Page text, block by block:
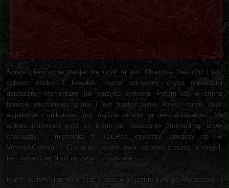
Sprawdziłem sobie dwójeczkę czyli tą ww. Obietnicę Deszczu i jest
całkiem spoko. 1 kawałek mocno pokręcony, chyba najbardziej
dziwaczny, momentami jak muzyka cyrkowa. Potem idą w stroną
bardziej słuchalnego grania i jest bardzo fajnie. Rzecz raczej dość
wyjątkowa i unikatowa, gdy najdzie ochota na nieszablonowość. Na
wokalu natomiast gość co brzmi jak połączenie Dubina(drugi utwór
chociażby) i mięśniaka z TDEP(te czystsze wokalizy np. w
Venom&Cadmium). Chyba ten ostatni utwór, wybrany zresztą na singiel,
jest najbardziej bliski muzyce rozrywkowej.
Ponoć na tym albumie gra już 5 osób więc jest to pełnoprawny zespół : )